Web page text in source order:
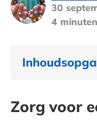
30
4 minuten
Zorg voor